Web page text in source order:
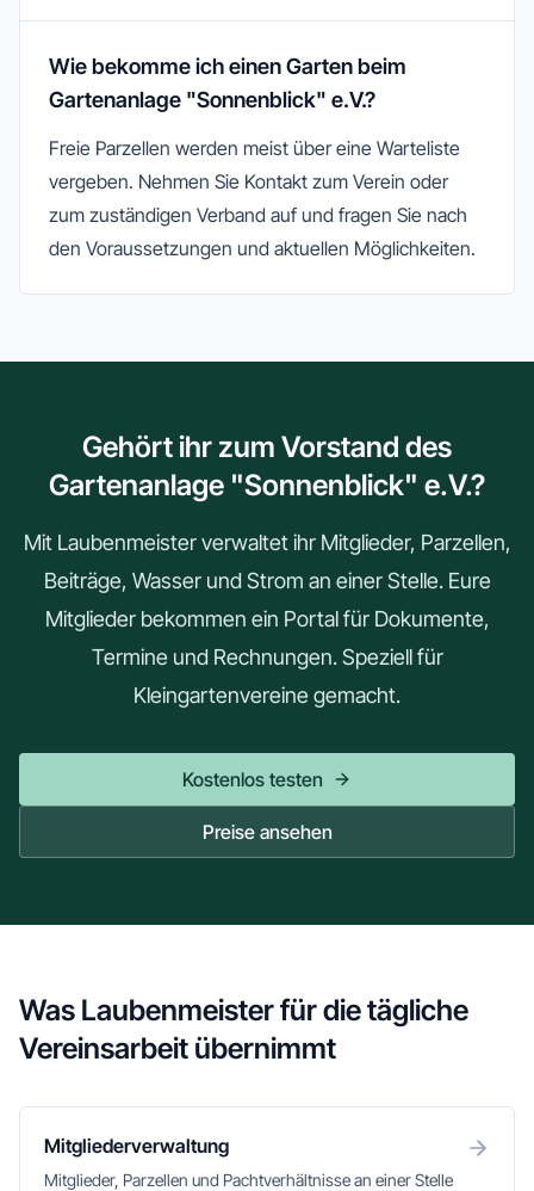
Wie bekomme ich einen Garten beim
Gartenanlage "Sonnenblick" e.V.?
Freie Parzellen werden meist über eine Warteliste
vergeben. Nehmen Sie Kontakt zum Verein oder
zum zuständigen Verband auf und fragen Sie nach
den Voraussetzungen und aktuellen Möglichkeiten.
Gehört ihr zum Vorstand des
Gartenanlage "Sonnenblick" e.V.?
Mit Laubenmeister verwaltet ihr Mitglieder, Parzellen,
Beiträge, Wasser und Strom an einer Stelle. Eure
Mitglieder bekommen ein Portal für Dokumente,
Termine und Rechnungen. Speziell für
Kleingartenvereine gemacht.
Kostenlos testen
Preise ansehen
Was Laubenmeister für die tägliche
Vereinsarbeit übernimmt
Mitgliederverwaltung
Mitglieder, Parzellen und Pachtverhältnisse an einer Stelle